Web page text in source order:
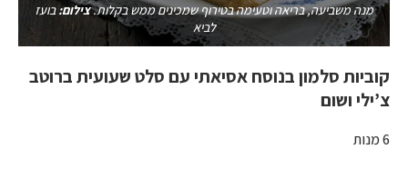
מנה משביעה, בריאה וטעימה בטירוף שמכינים ממש בקלות.צילום:בועז
לביא
קוביות סלמון בנוסח אסיאתי עם סלט שעועית ברוטב
צ’ילי ושום
6 מנות